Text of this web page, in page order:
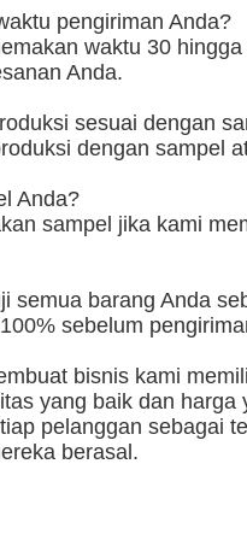
pengiriman Anda?
waktu 30
Anda.
sesuai dengan
dengan sampel
Anda?
sampel jika kami
semua barang Anda
sebelum
bisnis kami
yang baik dan
pelanggan sebagai
berasal.